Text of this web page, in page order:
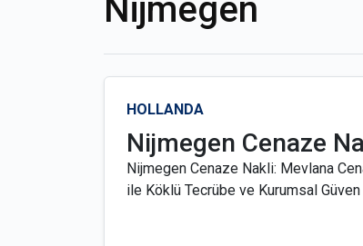
Nijmegen
HOLLANDA
Nijmegen Cenaze
Nijmegen Cenaze Nakli: Mevlana
ile Köklü Tecrübe ve Kurumsal Güven